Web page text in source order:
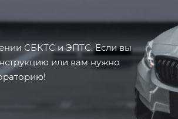
СБКТС и ЭПТС. Если вы
или вам нужно